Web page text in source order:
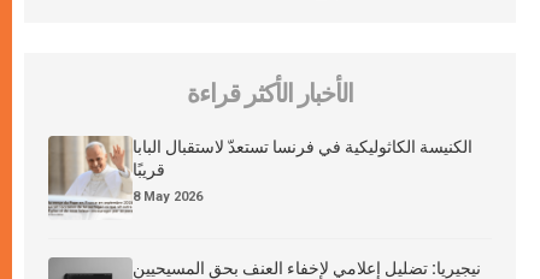
الأخبار الأكثر قراءة
الكنيسة الكاثوليكية في فرنسا تستعدّ لاستقبال البابا
قريبًا
8 May 2026
نيجيريا: تضليل إعلامي لإخفاء العنف بحق المسيحيين